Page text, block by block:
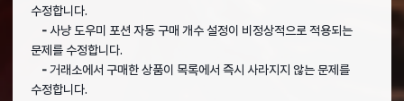
수정합니다.
- 사냥 도우미 포션 자동 구매 개수 설정이 비정상적으로 적용되는
문제를 수정합니다.
-거래소에서 구매한 상품이 목록에서 즉시 사라지지 않는 문제를
수정합니다.